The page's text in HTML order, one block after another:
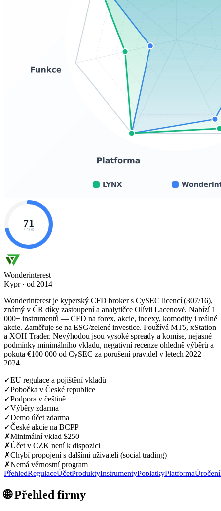
71
/ 100
Wonderinterest
Kypr · od 2014
Wonderinterest je kyperský CFD broker s CySEC licencí (307/16),
známý v ČR díky zastoupení a analytičce Olívii Lacenové. Nabízí 1
000+ instrumentů — CFD na forex, akcie, indexy, komodity i reálné
akcie. Zaměřuje se na ESG/zelené investice. Používá MT5, xStation
a XOH Trader. Nevýhodou jsou vysoké spready a komise, nejasné
podmínky minimálního vkladu, negativní recenze ohledně výběrů a
pokuta €100 000 od CySEC za porušení pravidel v letech 2022–
2024.
✓EU regulace a pojištění vkladů
✓Pobočka v České republice
✓Podpora v češtině
✓Výběry zdarma
✓Demo účet zdarma
✓České akcie na BCPP
✗Minimální vklad $250
✗Účet v CZK není k dispozici
✗Chybí propojení s dalšími uživateli (social trading)
✗Nemá věrnostní program
PřehledRegulaceÚčetProduktyInstrumentyPoplatkyPlatformaÚročení
🌐 Přehled firmy